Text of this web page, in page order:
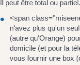
Il peut être total ou partiel.
<span
n'avez plus qu'un
(autre qu'Orange)
domicile (et pour la
vous fournir une box